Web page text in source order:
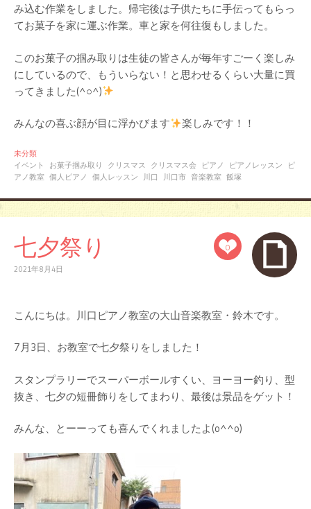
み込む作業をしました。帰宅後は子供たちに手伝ってもらっ
てお菓子を家に運ぶ作業。車と家を何往復もしました。
このお菓子の掴み取りは生徒の皆さんが毎年すごーく楽しみ
にしているので、もういらない！と思わせるくらい大量に買
ってきました(^○^)
みんなの喜ぶ顔が目に浮かびます 楽しみです！！
未分類
イベント
お菓子掴み取り クリスマス クリスマス会 ピアノ ピアノレッスン
ピ
アノ教室 個人ピアノ 個人レッスン 川口 川口市 音楽教室 飯塚
0
七夕祭り
2021年8月4日
こんにちは。川口ピアノ教室の大山音楽教室・鈴木です。
7月3日、お教室で七夕祭りをしました！
スタンプラリーでスーパーボールすくい、ヨーヨー釣り、型
抜き、七夕の短冊飾りをしてまわり、最後は景品をゲット！
みんな、とーーっても喜んでくれましたよ(o^^o)